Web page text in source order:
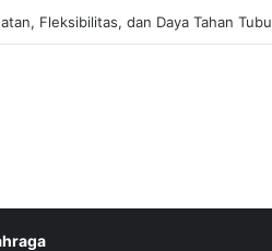
Kekuatan Otot Inti Secara Efektif